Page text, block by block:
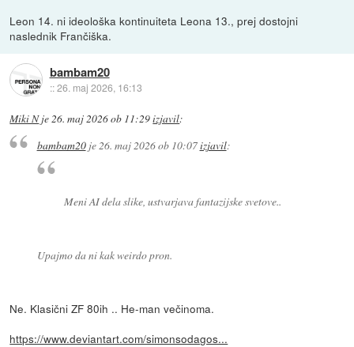
Leon 14. ni ideološka kontinuiteta Leona 13., prej dostojni
naslednik Frančiška.
bambam20
::26. maj 2026, 16:13
Miki Nje26. maj 2026 ob 11:29izjavil:
bambam20je26. maj 2026 ob 10:07izjavil:
Meni AI dela slike, ustvarjava fantazijske svetove..
Upajmo da ni kak weirdo pron.
Ne. Klasični ZF 80ih .. He-man večinoma.
https://www.deviantart.com/simonsodagos...